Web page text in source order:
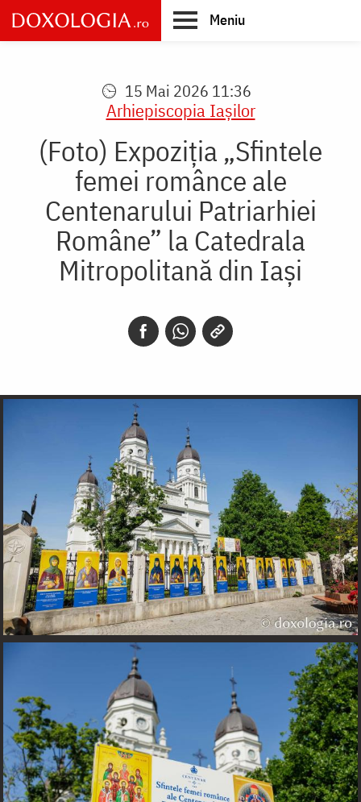
Skip
to
main
Meniu
15 Mai 2026 11:36
Arhiepiscopia Iaşilor
(Foto) Expoziția „Sfintele
femei românce ale
Centenarului Patriarhiei
Române” la Catedrala
Mitropolitană din Iași